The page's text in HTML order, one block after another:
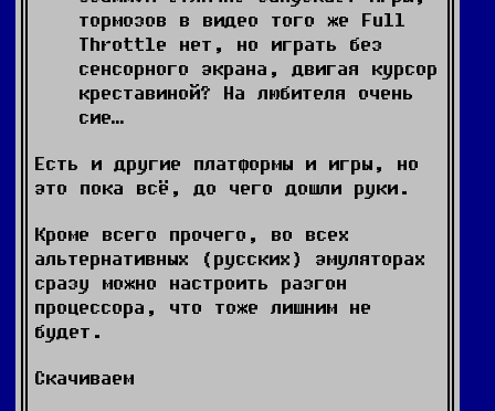
тормозов в видео того же Full
Throttle нет, но играть без
сенсорного экрана, двигая курсор
креставиной? На любителя очень
сие…
Есть и другие платформы и игры, но
это пока всё, до чего дошли руки.
Кроме всего прочего, во всех
альтернативных (русских) эмуляторах
сразу можно настроить разгон
процессора, что тоже лишним не
будет.
Скачиваем